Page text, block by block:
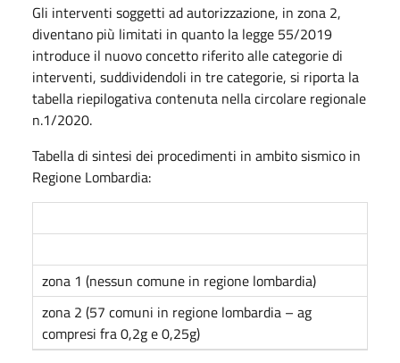
Gli interventi soggetti ad autorizzazione, in zona 2,
diventano più limitati in quanto la legge 55/2019
introduce il nuovo concetto riferito alle categorie di
interventi, suddividendoli in tre categorie, si riporta la
tabella riepilogativa contenuta nella circolare regionale
n.1/2020.
Tabella di sintesi dei procedimenti in ambito sismico in
Regione Lombardia:
zona 1 (nessun comune in regione lombardia)
zona 2 (57 comuni in regione lombardia – ag
compresi fra 0,2g e 0,25g)